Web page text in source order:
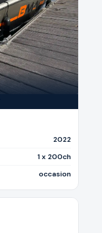
2022
1 x 200ch
occasion